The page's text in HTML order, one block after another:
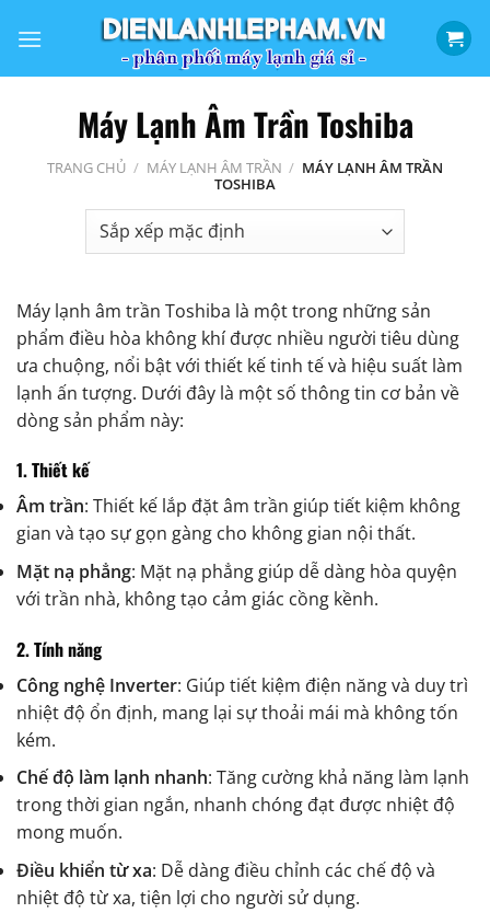
qua
Máy Lạnh Âm Trần Toshiba
TRANG CHỦ / MÁY LẠNH ÂM TRẦN / MÁY LẠNH ÂM TRẦN
TOSHIBA
Máy lạnh âm trần Toshiba là một trong những sản
phẩm điều hòa không khí được nhiều người tiêu dùng
ưa chuộng, nổi bật với thiết kế tinh tế và hiệu suất làm
lạnh ấn tượng. Dưới đây là một số thông tin cơ bản về
dòng sản phẩm này:
1. Thiết kế
Âm trần: Thiết kế lắp đặt âm trần giúp tiết kiệm không
gian và tạo sự gọn gàng cho không gian nội thất.
Mặt nạ phẳng: Mặt nạ phẳng giúp dễ dàng hòa quyện
với trần nhà, không tạo cảm giác cồng kềnh.
2. Tính năng
Công nghệ Inverter: Giúp tiết kiệm điện năng và duy trì
nhiệt độ ổn định, mang lại sự thoải mái mà không tốn
kém.
Chế độ làm lạnh nhanh: Tăng cường khả năng làm lạnh
trong thời gian ngắn, nhanh chóng đạt được nhiệt độ
mong muốn.
Điều khiển từ xa: Dễ dàng điều chỉnh các chế độ và
nhiệt độ từ xa, tiện lợi cho người sử dụng.